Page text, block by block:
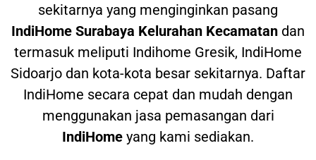
sekitarnya yang menginginkan pasang
IndiHome Surabaya Kelurahan Kecamatan dan
termasuk meliputi Indihome Gresik, IndiHome
Sidoarjo dan kota-kota besar sekitarnya. Daftar
IndiHome secara cepat dan mudah dengan
menggunakan jasa pemasangan dari
IndiHome yang kami sediakan.